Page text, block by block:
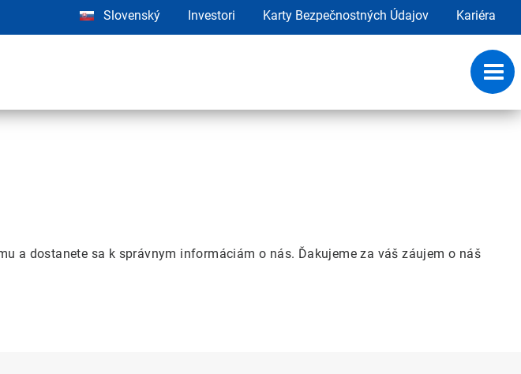
Slovenský Investori Karty Bezpečnostných Údajov Kariéra
a dostanete sa k správnym informáciám o nás. Ďakujeme za váš záujem o náš